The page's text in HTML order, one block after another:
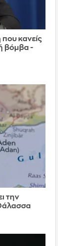
κανείς
βόμβα -
την